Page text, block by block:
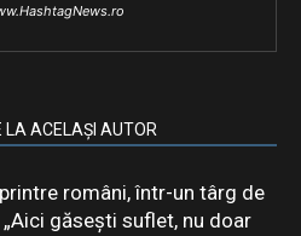
LA ACELAȘI AUTOR
români, într-un târg de
găsești suflet, nu doar